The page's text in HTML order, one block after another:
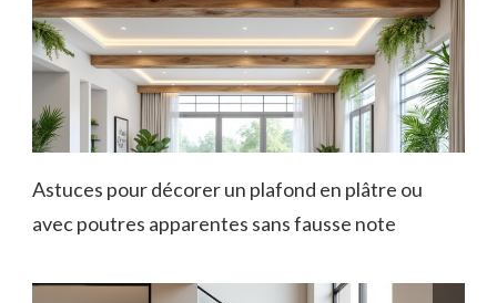
Astuces pour décorer un plafond en plâtre ou
avec poutres apparentes sans fausse note